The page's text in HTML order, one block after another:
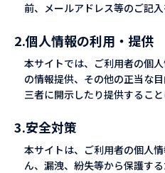
前、メールアドレス等のご記入
2.個人情報の利用・提供
本サイトでは、ご利用者の個
の情報提供、その他の正当な
三者に開示したり提供すること
3.安全対策
本サイトは、ご利用者の個人
ん、漏洩、紛失等から保護す